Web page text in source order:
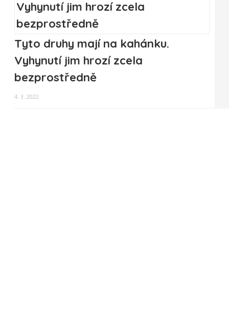
Tyto druhy mají na kahánku.
Vyhynutí jim hrozí zcela
bezprostředně
4. 3. 2022